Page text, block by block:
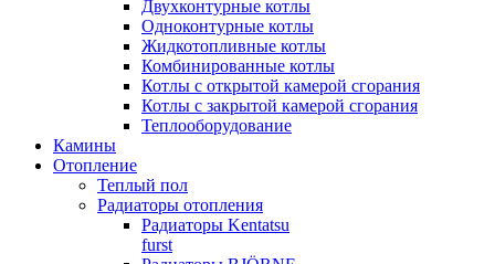
Двухконтурные котлы
Одноконтурные котлы
Жидкотопливные котлы
Комбинированные котлы
Котлы с открытой камерой сгорания
Котлы с закрытой камерой сгорания
Теплооборудование
Камины
Отопление
Теплый пол
Радиаторы отопления
Радиаторы Kentatsu
furst